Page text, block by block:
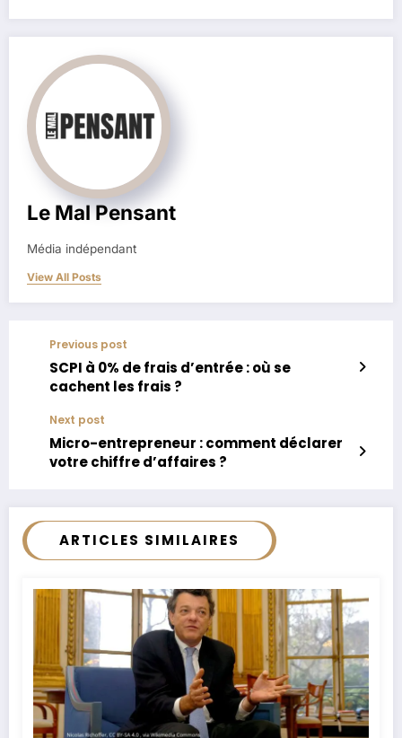
Le Mal Pensant
Média indépendant
View All Posts
Previous post
SCPI à 0% de frais d’entrée : où se
cachent les frais ?
Next post
Micro-entrepreneur : comment déclarer
votre chiffre d’affaires ?
ARTICLES SIMILAIRES